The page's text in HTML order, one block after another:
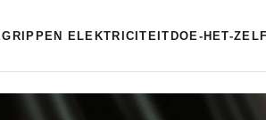
ELEKTRICITEIT DOE-HET-ZELF